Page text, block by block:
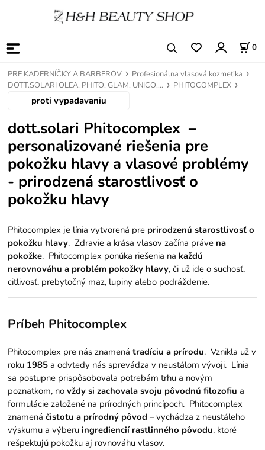
0
PRE KADERNÍČKY A BARBEROV
Profesionálna vlasová kozmetika
DOTT.SOLARI OLEA, PHITO, GLAM, UNICO....
PHITOCOMPLEX
proti vypadavaniu
dott.solari Phitocomplex –
personalizované riešenia pre
pokožku hlavy a vlasové problémy
- prirodzená starostlivosť o
pokožku hlavy
Phitocomplex je línia vytvorená pre prirodzenú starostlivosť o
pokožku hlavy. Zdravie a krása vlasov začína práve na
pokožke. Phitocomplex ponúka riešenia na každú
nerovnováhu a problém pokožky hlavy, či už ide o suchosť,
citlivosť, prebytočný maz, lupiny alebo podráždenie.
Príbeh Phitocomplex
Phitocomplex pre nás znamenátradíciu a prírodu. Vznikla už v
roku 1985 a odvtedy nás sprevádza v neustálom vývoji. Línia
sa postupne prispôsobovala potrebám trhu a novým
poznatkom, novždy si zachovala svoju pôvodnú filozofiu a
formulácie založené na prírodných princípoch. Phitocomplex
znamenáčistotu a prírodný pôvod – vychádza z neustáleho
výskumu a výberuingrediencií rastlinného pôvodu, ktoré
rešpektujú pokožku aj rovnováhu vlasov.